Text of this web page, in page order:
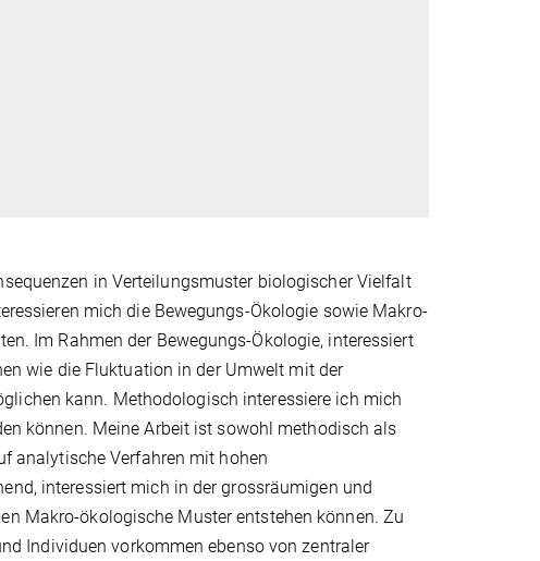
in Verteilungsmuster biologischer Vielfalt
mich die Bewegungs-Ökologie sowie Makro-
Im Rahmen der Bewegungs-Ökologie, interessiert
wie die Fluktuation in der Umwelt mit der
kann. Methodologisch interessiere ich mich
können. Meine Arbeit ist sowohl methodisch als
analytische Verfahren mit hohen
interessiert mich in der grossräumigen und
Makro-ökologische Muster entstehen können. Zu
Individuen vorkommen ebenso von zentraler